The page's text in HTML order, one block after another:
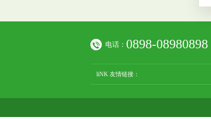
电话： 0898-08980898
liNK 友情链接：